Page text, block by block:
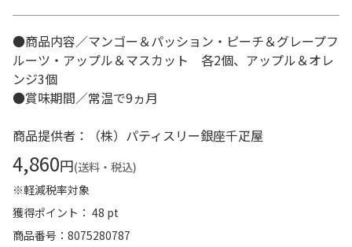
●商品内容／マンゴー＆パッション・ピーチ＆グレープフ
ルーツ・アップル＆マスカット 各2個、アップル＆オレ
ンジ3個
●賞味期間／常温で9ヵ月
商品提供者：（株）パティスリー銀座千疋屋
4,860円(送料・税込)
※軽減税率対象
獲得ポイント： 48 pt
商品番号
8075280787